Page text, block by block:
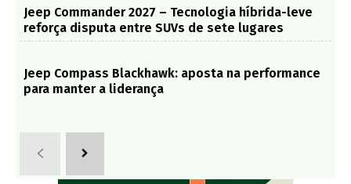
Jeep Commander 2027 – Tecnologia híbrida-leve
reforça disputa entre SUVs de sete lugares
Jeep Compass Blackhawk: aposta na performance
para manter a liderança